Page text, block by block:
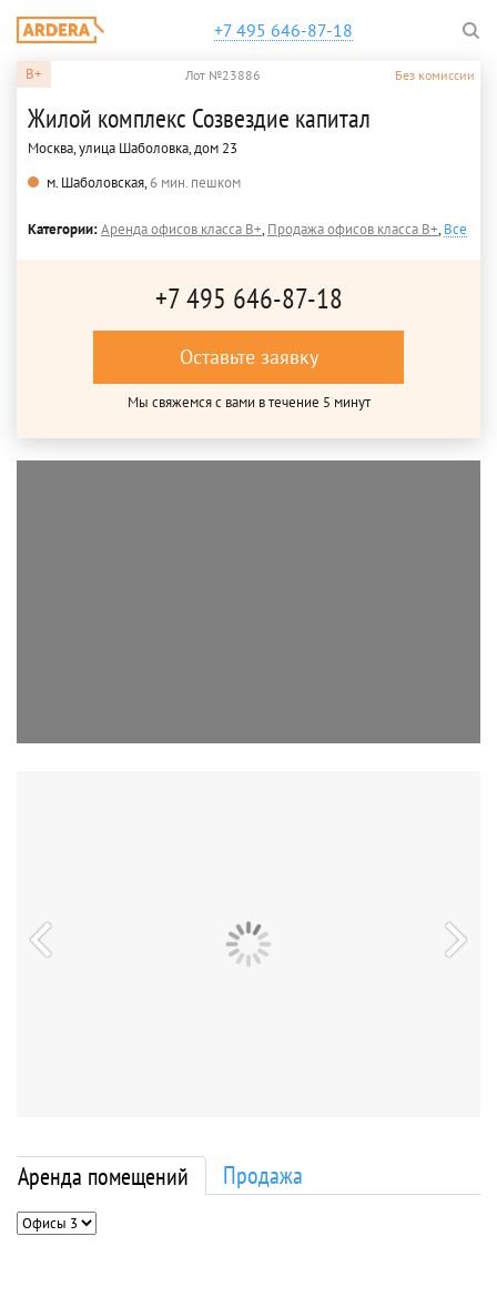
+7 495 646-87-18
B+ Лот №23886 Без комиссии
Жилой комплекс Созвездие капитал
Москва, улица Шаболовка, дом 23
м. Шаболовская,6 мин. пешком
Категории:Аренда офисов класса B+,Продажа офисов класса B+,Все
+7 495 646-87-18
Оставьте заявку
Мы свяжемся с вами в течение 5 минут
Аренда помещений Продажа